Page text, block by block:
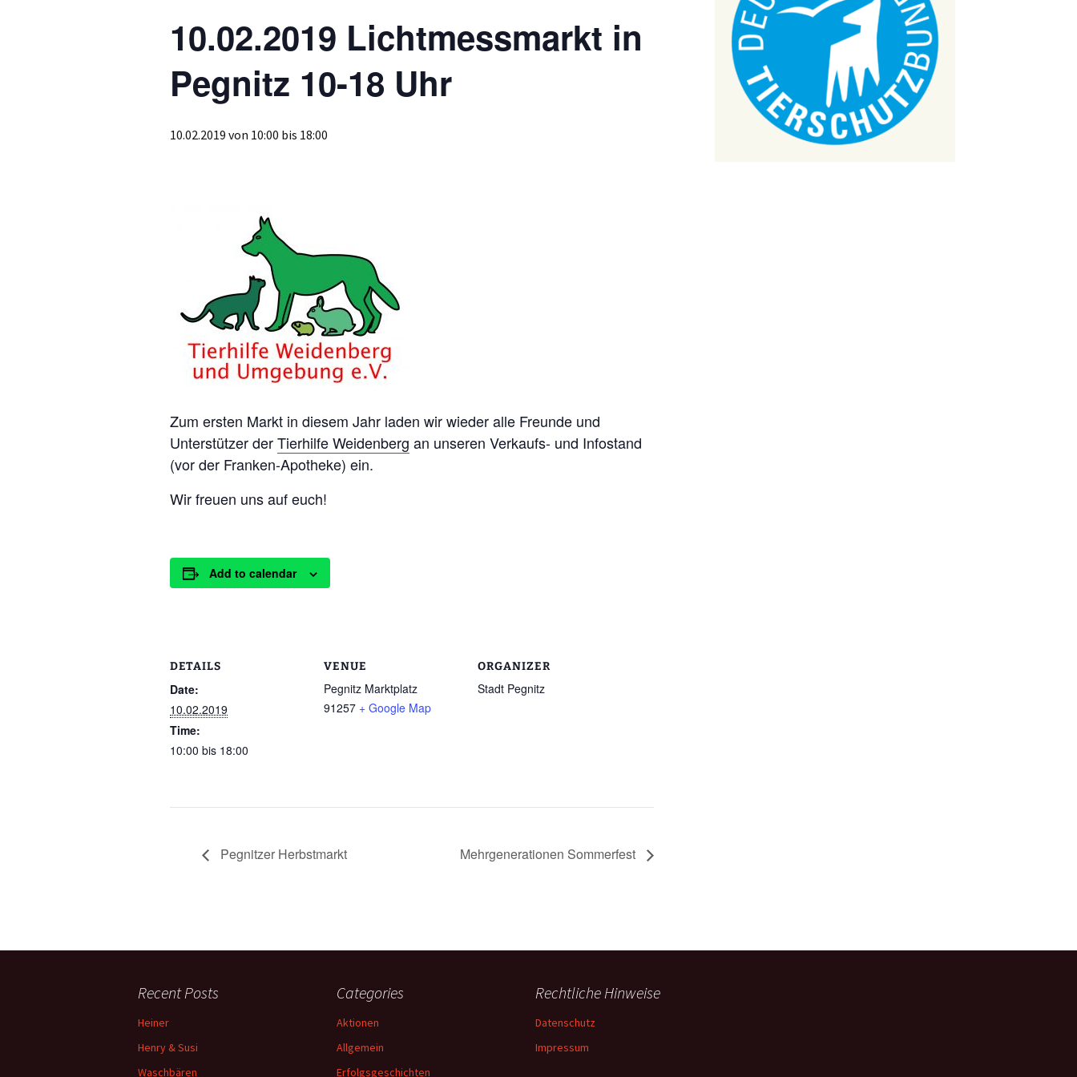
10.02.2019 Lichtmessmarkt in
Pegnitz 10-18 Uhr
10.02.2019 von 10:00 bis 18:00
Zum ersten Markt in diesem Jahr laden wir wieder alle Freunde und
Unterstützer derTierhilfe Weidenberg an unseren Verkaufs- und Infostand
(vor der Franken-Apotheke) ein.
Wir freuen uns auf euch!
Add to calendar
DETAILS
Date:
10.02.2019
Time:
10:00 bis 18:00
VENUE
Pegnitz Marktplatz
91257 + Google Map
ORGANIZER
Stadt Pegnitz
Pegnitzer Herbstmarkt Mehrgenerationen Sommerfest
Recent Posts
Heiner
Henry & Susi
Waschbären
Categories
Aktionen
Allgemein
Erfolgsgeschichten
Rechtliche Hinweise
Datenschutz
Impressum